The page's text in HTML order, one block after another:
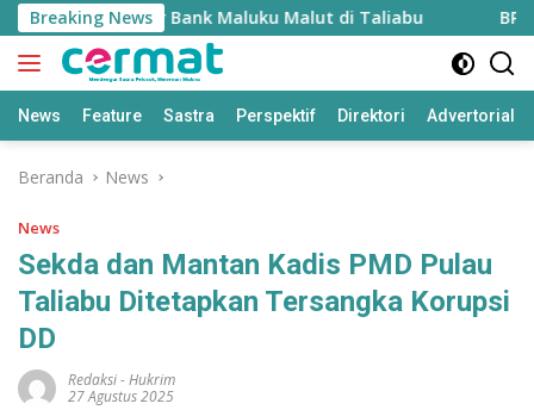
Langsung
ke
konten
Breaking News
Rp1,8 Miliar Bank Maluku Malut di Taliabu BPS:
News Feature Sastra Perspektif Direktori Advertorial
Beranda News
News
Sekda dan Mantan Kadis PMD Pulau
Taliabu Ditetapkan Tersangka Korupsi
DD
Redaksi-Hukrim
27 Agustus 2025